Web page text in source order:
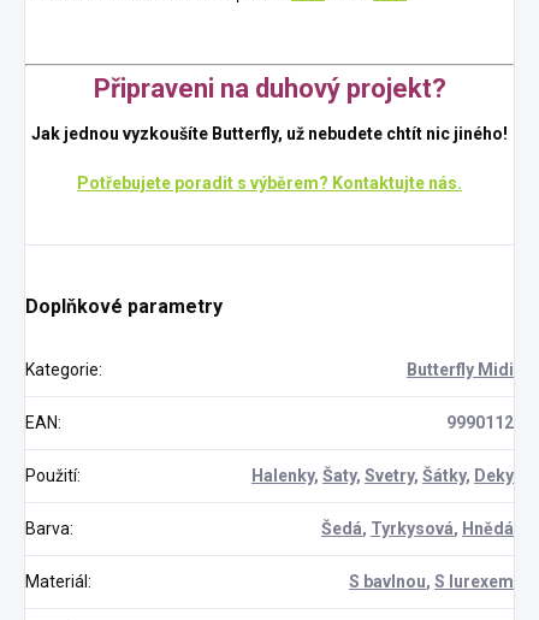
Připraveni na duhový projekt?
Jak jednou vyzkoušíte Butterfly, už nebudete chtít nic jiného!
Potřebujete poradit s výběrem? Kontaktujte nás.
Doplňkové parametry
Kategorie: Butterfly Midi
EAN: 9990112
Použití: Halenky, Šaty, Svetry, Šátky, Deky
Barva: Šedá, Tyrkysová, Hnědá
Materiál: S bavlnou, S lurexem